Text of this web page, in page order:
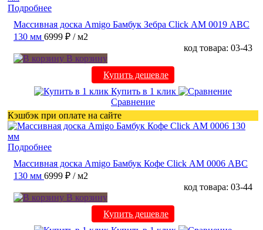
Подробнее
Массивная доска Amigo Бамбук Зебра Click АМ 0019 ABC
130 мм 6999 ₽ / м2
код товара: 03-43
В корзину
Купить дешевле
Купить в 1 клик
Сравнение
Кэшбэк при оплате на сайте
Подробнее
Массивная доска Amigo Бамбук Кофе Click АМ 0006 ABC
130 мм 6999 ₽ / м2
код товара: 03-44
В корзину
Купить дешевле